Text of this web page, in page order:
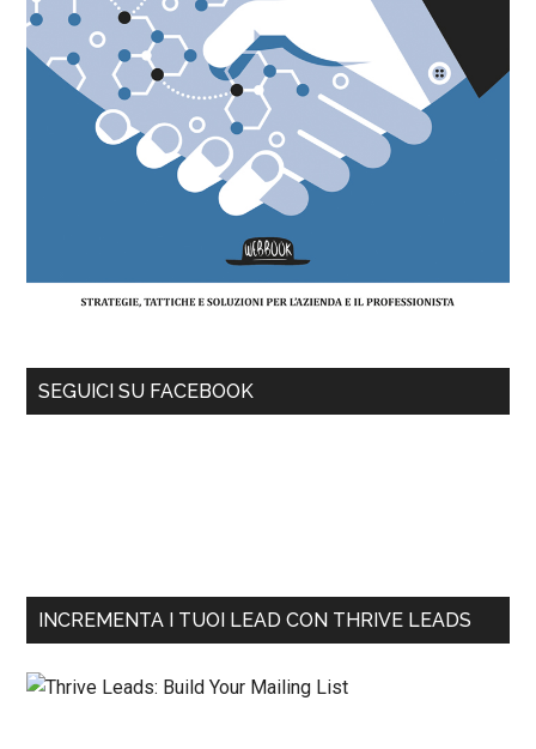
SEGUICI SU FACEBOOK
INCREMENTA I TUOI LEAD CON THRIVE LEADS